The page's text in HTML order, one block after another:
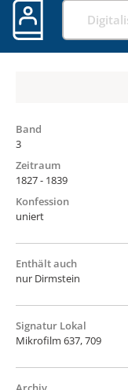
Band
3
Zeitraum
1827 - 1839
Konfession
uniert
Enthält auch
nur Dirmstein
Signatur Lokal
Mikrofilm 637, 709